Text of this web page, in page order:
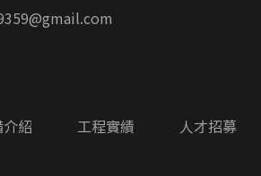
紹 工程實績
人才招募